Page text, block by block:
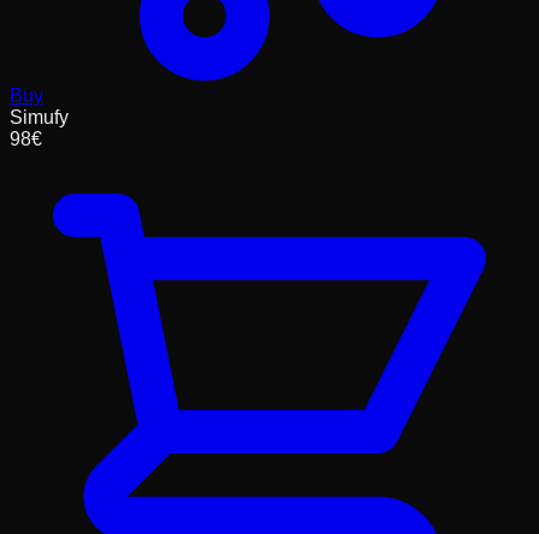
Buy
Simufy
98€